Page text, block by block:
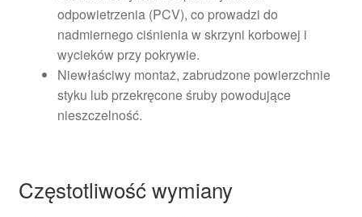
odpowietrzenia (PCV), co prowadzi do
nadmiernego ciśnienia w skrzyni korbowej i
wycieków przy pokrywie.
Niewłaściwy montaż, zabrudzone powierzchnie
styku lub przekręcone śruby powodujące
nieszczelność.
Częstotliwość wymiany